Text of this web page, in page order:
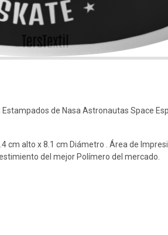
de Nasa Astronautas Space
cm alto x 8.1 cm Diámetro . Área de
del mejor Polímero del mercado.